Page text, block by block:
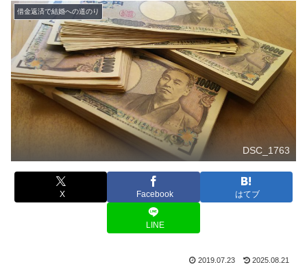
借金返済で結婚への道のり
DSC_1763
X Facebook はてブ
LINE
2019.07.23 2025.08.21